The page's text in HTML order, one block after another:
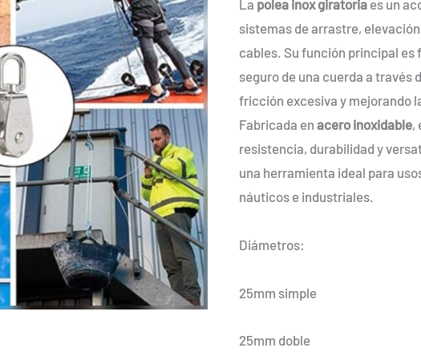
La polea inox giratoriaes un
sistemas de arrastre,
cables. Su función principal
seguro de una cuerda a través
fricción excesiva y mejorando
Fabricada en acero inoxidable,
resistencia, durabilidad y
una herramienta ideal para
náuticos e industriales.
Diámetros:
25mm simple
25mm doble
cantidad